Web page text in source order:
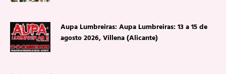
Aupa Lumbreiras: Aupa Lumbreiras: 13 a 15 de
agosto 2026, Villena (Alicante)